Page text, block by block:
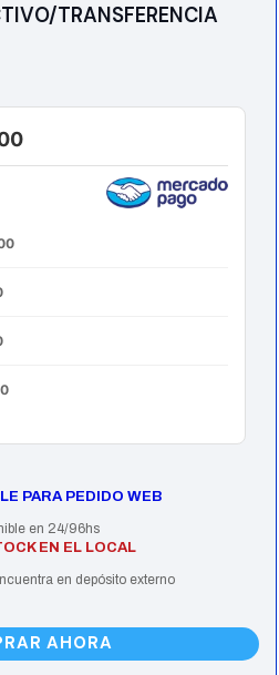
TRANSFERENCIA
PARA PEDIDO WEB
en 24/96hs
EN EL LOCAL
en depósito externo
AHORA